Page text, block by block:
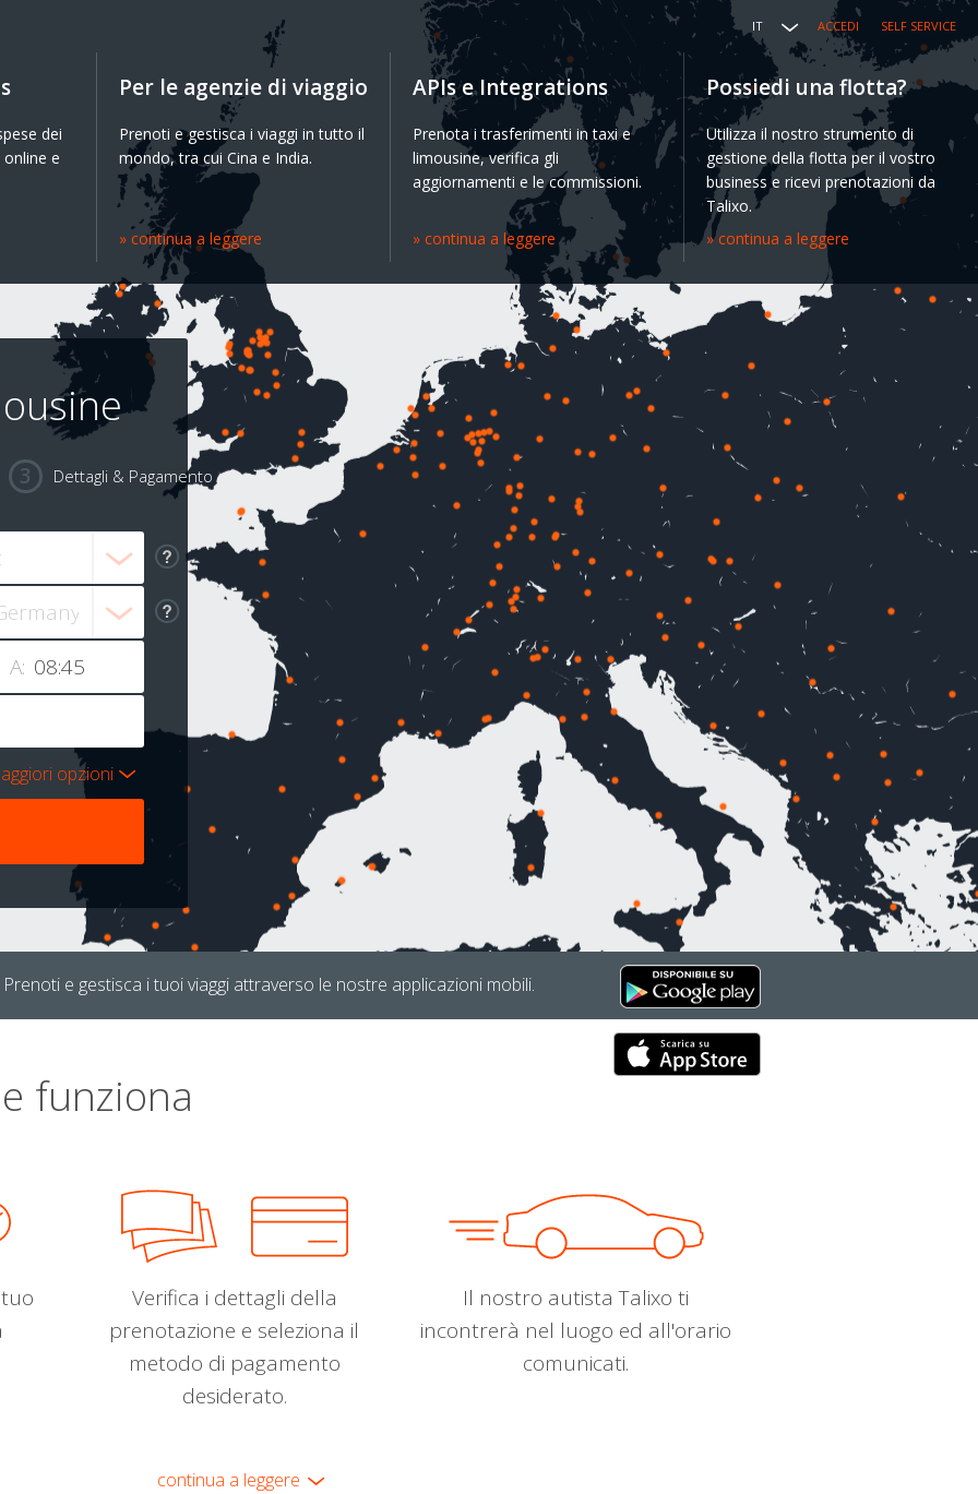
IT ACCEDI SELF SERVICE
dei
e
Per le agenzie di viaggio
Prenoti e gestisca i viaggi in tutto il
mondo, tra cui Cina e India.
» continua a leggere
APIs e Integrations
Prenota i trasferimenti in taxi e
limousine, verifica gli
aggiornamenti e le commissioni.
» continua a leggere
Possiedi una flotta?
Utilizza il nostro strumento di
gestione della flotta per il vostro
business e ricevi prenotazioni da
Talixo.
» continua a leggere
Dettagli & Pagamento
A:
opzioni
Prenoti e gestisca i tuoi viaggi attraverso le nostre applicazioni mobili.
funziona
Verifica i dettagli della
prenotazione e seleziona il
metodo di pagamento
desiderato.
Il nostro autista Talixo ti
incontrerà nel luogo ed all'orario
comunicati.
continua a leggere